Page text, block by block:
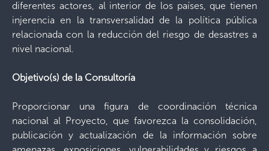
diferentes actores, al interior de los países, que tienen
injerencia en la transversalidad de la política pública
relacionada con la reducción del riesgo de desastres a
nivel nacional.
Objetivo(s) de la Consultoría
Proporcionar una figura de coordinación técnica
nacional al Proyecto, que favorezca la consolidación,
publicación y actualización de la información sobre